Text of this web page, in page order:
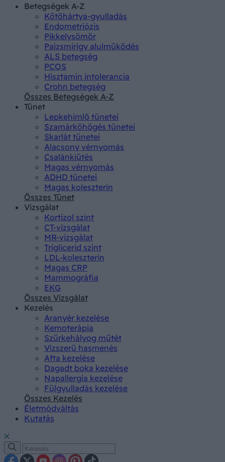
Betegségek A-Z
Kötőhártya-gyulladás
Endometriózis
Pikkelysömör
Pajzsmirigy alulműködés
ALS betegség
PCOS
Hisztamin intolerancia
Crohn betegség
Összes Betegségek A-Z
Tünet
Lepkehimlő tünetei
Szamárköhögés tünetei
Skarlát tünetei
Alacsony vérnyomás
Csalánkiütés
Magas vérnyomás
ADHD tünetei
Magas koleszterin
Összes Tünet
Vizsgálat
Kortizol szint
CT-vizsgálat
MR-vizsgálat
Triglicerid szint
LDL-koleszterin
Magas CRP
Mammográfia
EKG
Összes Vizsgálat
Kezelés
Aranyér kezelése
Kemoterápia
Szürkehályog műtét
Vízszerű hasmenés
Afta kezelése
Dagadt boka kezelése
Napallergia kezelése
Fülgyulladás kezelése
Összes Kezelés
Életmódváltás
Kutatás